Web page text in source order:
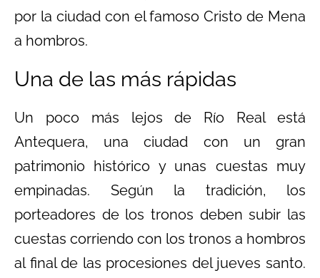
por la ciudad con el famoso Cristo de Mena
a hombros.
Una de las más rápidas
Un poco más lejos de Río Real está
Antequera, una ciudad con un gran
patrimonio histórico y unas cuestas muy
empinadas. Según la tradición, los
porteadores de los tronos deben subir las
cuestas corriendo con los tronos a hombros
al final de las procesiones del jueves santo.